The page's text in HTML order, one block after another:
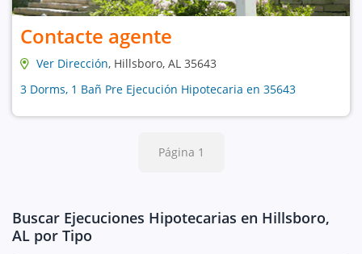
Contacte agente
Ver Dirección, Hillsboro, AL 35643
3 Dorms, 1 Bañ Pre Ejecución Hipotecaria en 35643
Página 1
Buscar Ejecuciones Hipotecarias en Hillsboro,
AL por Tipo